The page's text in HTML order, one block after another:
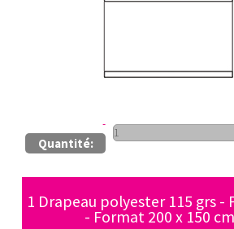
Quantité:
1 Drapeau polyester 115 grs -
- Format 200 x 150